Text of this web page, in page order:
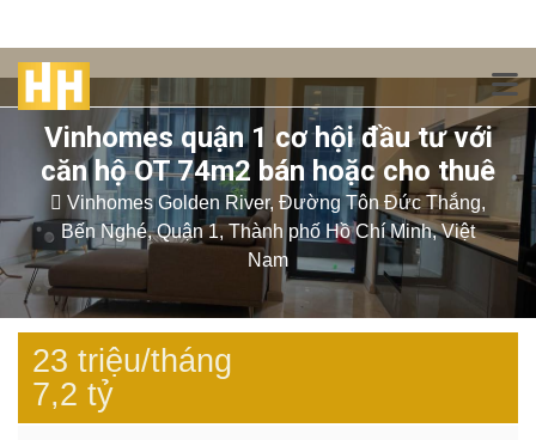
Vinhomes quận 1 cơ hội đầu tư với
căn hộ OT 74m2 bán hoặc cho thuê
Vinhomes Golden River, Đường Tôn Đức Thắng,
Bến Nghé, Quận 1, Thành phố Hồ Chí Minh, Việt
Nam
23 triệu/tháng
7,2 tỷ